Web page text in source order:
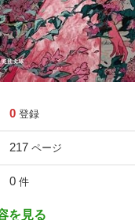
0 登録
217 ページ
0 件
を見る